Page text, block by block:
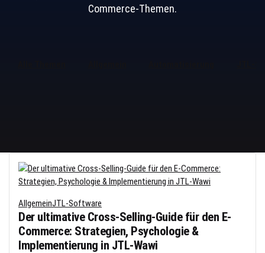
Commerce-Themen.
AllgemeinJTL-Software
Der ultimative Cross-Selling-Guide für den E-
Commerce: Strategien, Psychologie &
Implementierung in JTL-Wawi